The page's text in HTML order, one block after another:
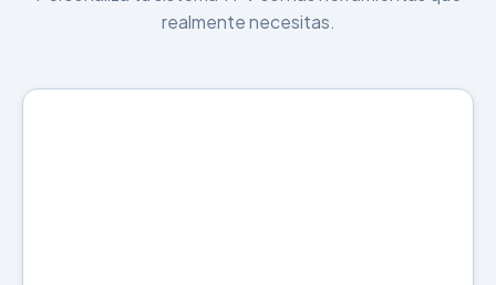
realmente necesitas.